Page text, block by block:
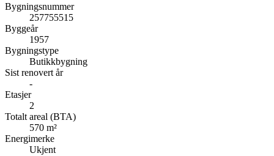
Bygningsnummer
257755515
Byggeår
1957
Bygningstype
Butikkbygning
Sist renovert år
-
Etasjer
2
Totalt areal (BTA)
570 m²
Energimerke
Ukjent